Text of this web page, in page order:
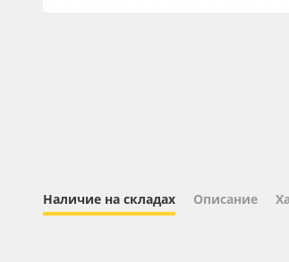
Новинки ассортимента
Наличие на складах Описание